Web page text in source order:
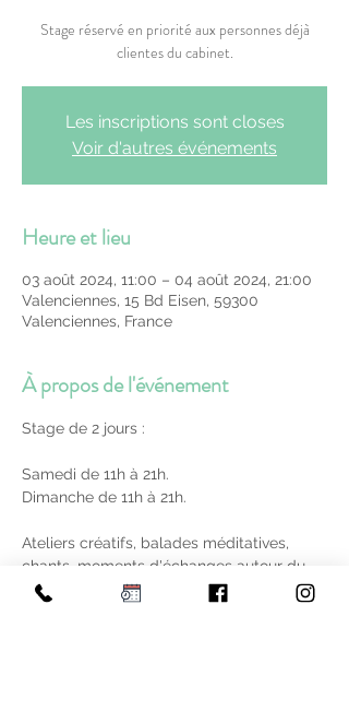
Stage réservé en priorité aux personnes déjà
clientes du cabinet.
Les inscriptions sont closes
Voir d'autres événements
Heure et lieu
03 août 2024, 11:00 – 04 août 2024, 21:00
Valenciennes, 15 Bd Eisen, 59300
Valenciennes, France
À propos de l'événement
Stage de 2 jours :
Samedi de 11h à 21h.
Dimanche de 11h à 21h.
Ateliers créatifs, balades méditatives,
chants, moments d'échanges autour du
brasero, danse intuitive, ... un programme